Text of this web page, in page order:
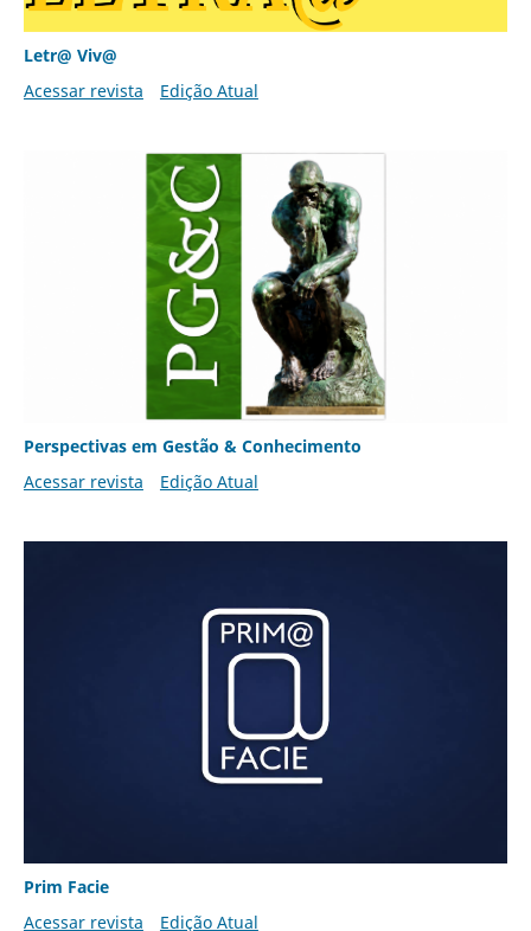
Letr@ Viv@
Acessar revista
Edição Atual
Perspectivas em Gestão & Conhecimento
Acessar revista
Edição Atual
Prim Facie
Acessar revista
Edição Atual